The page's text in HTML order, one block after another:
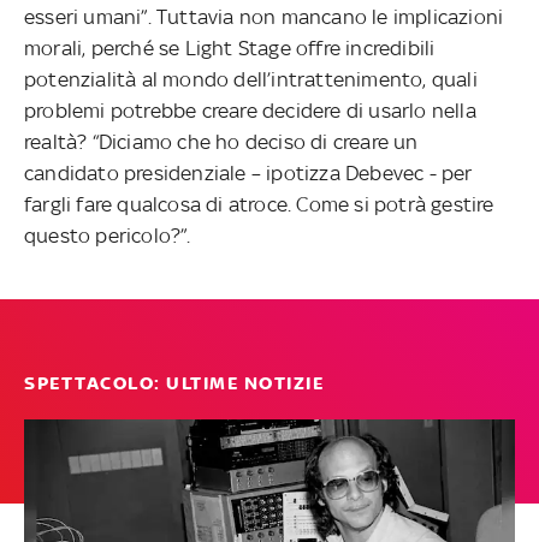
esseri umani”. Tuttavia non mancano le implicazioni
morali, perché se Light Stage offre incredibili
potenzialità al mondo dell’intrattenimento, quali
problemi potrebbe creare decidere di usarlo nella
realtà? “Diciamo che ho deciso di creare un
candidato presidenziale – ipotizza Debevec - per
fargli fare qualcosa di atroce. Come si potrà gestire
questo pericolo?”.
SPETTACOLO: ULTIME NOTIZIE